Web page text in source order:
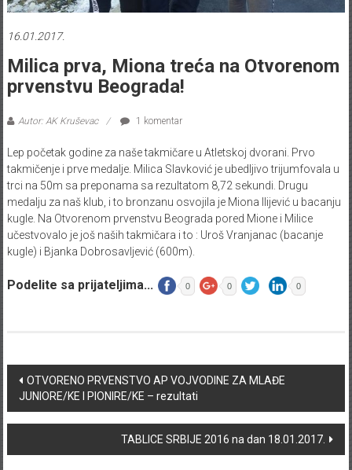
16.01.2017.
Milica prva, Miona treća na Otvorenom
prvenstvu Beograda!
Autor: AK Kruševac 1 komentar
Lep početak godine za naše takmičare u Atletskoj dvorani. Prvo
takmičenje i prve medalje. Milica Slavković je ubedljivo trijumfovala u
trci na 50m sa preponama sa rezultatom 8,72 sekundi. Drugu
medalju za naš klub, i to bronzanu osvojila je Miona Ilijević u bacanju
kugle. Na Otvorenom prvenstvu Beograda pored Mione i Milice
učestvovalo je još naših takmičara i to : Uroš Vranjanac (bacanje
kugle) i Bjanka Dobrosavljević (600m).
Podelite sa prijateljima... 0 0 0
Post navigation
OTVORENO PRVENSTVO AP VOJVODINE ZA MLAĐE
JUNIORE/KE I PIONIRE/KE – rezultati
TABLICE SRBIJE 2016 na dan 18.01.2017.